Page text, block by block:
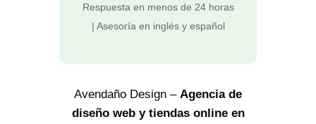
Respuesta en menos de 24 horas
| Asesoría en inglés y español
Avendaño Design – Agencia de
diseño web y tiendas online en